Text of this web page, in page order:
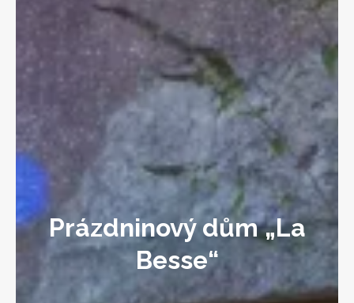
Prázdninový dům „La
Besse“